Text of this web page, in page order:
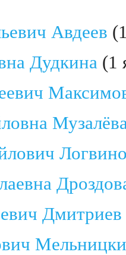
Авдеев
Дудкина (1
Дмитриев